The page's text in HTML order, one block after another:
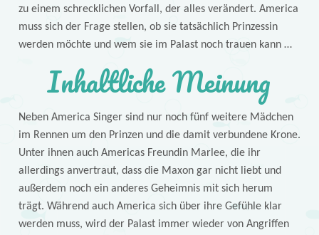
zu einem schrecklichen Vorfall, der alles verändert. America
muss sich der Frage stellen, ob sie tatsächlich Prinzessin
werden möchte und wem sie im Palast noch trauen kann …
Inhaltliche Meinung
Neben America Singer sind nur noch fünf weitere Mädchen
im Rennen um den Prinzen und die damit verbundene Krone.
Unter ihnen auch Americas Freundin Marlee, die ihr
allerdings anvertraut, dass die Maxon gar nicht liebt und
außerdem noch ein anderes Geheimnis mit sich herum
trägt. Während auch America sich über ihre Gefühle klar
werden muss, wird der Palast immer wieder von Angriffen